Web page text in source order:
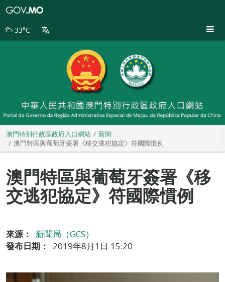
別
33°C
澳門特別行政區政府入口網站
新聞
澳門特區與葡萄牙簽署《移交逃犯協定》符國際慣例
澳門特區與葡萄牙簽署《移
交逃犯協定》符國際慣例
來源：
新聞局（GCS）
發布日期：
2019年8月1日 15:20